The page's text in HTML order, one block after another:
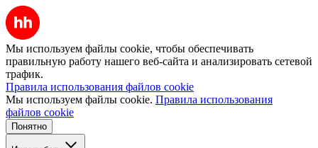
Мы используем файлы cookie, чтобы обеспечивать
правильную работу нашего веб-сайта и анализировать сетевой
трафик.
Правила использования файлов cookie
Мы используем файлы cookie. Правила использования
файлов cookie
Понятно